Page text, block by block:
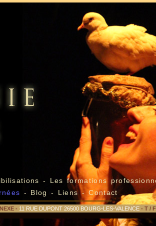
- Les formations
- Blog - Liens-Contact
- 11 RUE DUPONT 26500 BOURG-LES-VALENCE - T /